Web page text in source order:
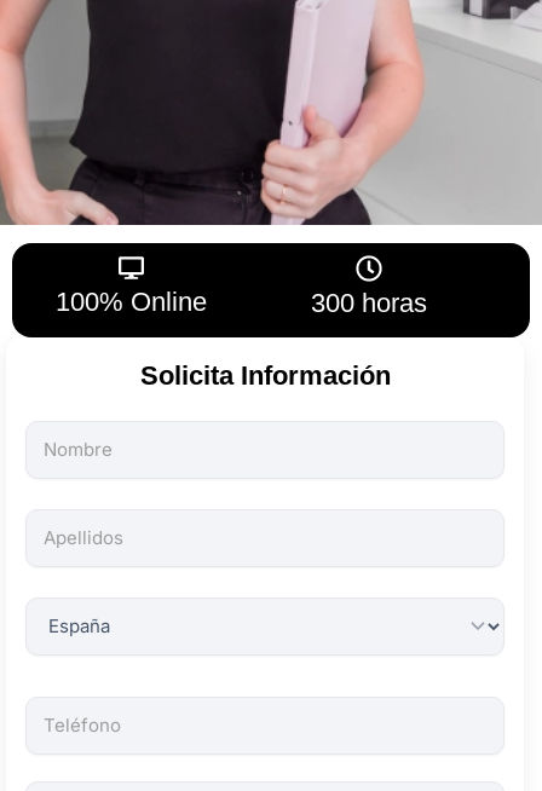
100% Online 300 horas
Solicita Información
Todos
los
son
obligatorios.